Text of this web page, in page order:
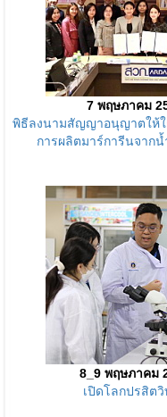
7 พฤษภาคม
พิธีลงนามสัญญาอนุญาตให้
การผลิตมาร์การีนจาก
8_9 พฤษภาคม
เปิดโลกปรสิต